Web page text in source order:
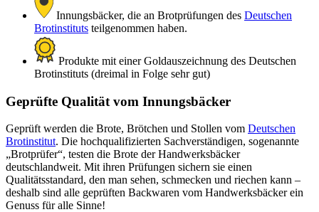
Innungsbäcker, die an Brotprüfungen des Deutschen
Brotinstituts teilgenommen haben.
Produkte mit einer Goldauszeichnung des Deutschen
Brotinstituts (dreimal in Folge sehr gut)
Geprüfte Qualität vom Innungsbäcker
Geprüft werden die Brote, Brötchen und Stollen vom Deutschen
Brotinstitut. Die hochqualifizierten Sachverständigen, sogenannte
„Brotprüfer“, testen die Brote der Handwerksbäcker
deutschlandweit. Mit ihren Prüfungen sichern sie einen
Qualitätsstandard, den man sehen, schmecken und riechen kann –
deshalb sind alle geprüften Backwaren vom Handwerksbäcker ein
Genuss für alle Sinne!